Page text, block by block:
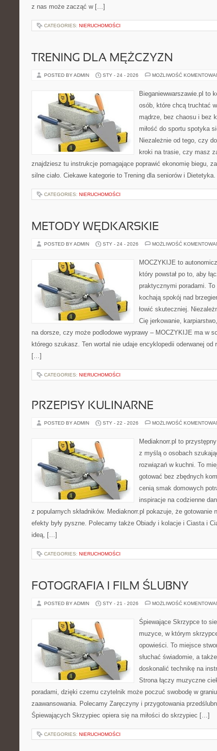
z nas może zacząć w […]
CATEGORIES: NIERUCHOMOŚCI
TRENING DLA MĘŻCZYZN
POSTED BY ADMIN STY - 24 - 2026 MOŻLIWOŚĆ
Bieganiewwarszawie.pl to
osób, które chcą truchtać
mądrze, bez chaosu i bez
miłość do sportu spotyka
Niezależnie od tego, czy
kroki na trasie, czy masz
znajdziesz tu instrukcje pomagające poprawić ekonomię biegu,
silne ciało. Ciekawe kategorie to Trening dla seniorów i
CATEGORIES: NIERUCHOMOŚCI
METODY WĘDKARSKIE
POSTED BY ADMIN STY - 24 - 2026 MOŻLIWOŚĆ
MOCZYKIJE to
który powstał po to, aby
praktycznymi poradami.
kochają spokój nad
łowić skuteczniej.
Cię jerkowanie,
na dorsze, czy może podlodowe wyprawy – MOCZYKIJE ma w
którego szukasz. Ten wortal nie udaje encyklopedii oderwanej
[…]
CATEGORIES: NIERUCHOMOŚCI
PRZEPISY KULINARNE
POSTED BY ADMIN STY - 22 - 2026 MOŻLIWOŚĆ
Mediaknorr.pl to
z myślą o osobach
rozwiązań w kuchni. To
gotować bez zbędnych
cenią smak domowych
inspiracje na codzienne
z popularnych składników. Mediaknorr.pl pokazuje, że gotowanie
efekty były pyszne. Polecamy także Obiady i kolacje i Ciasta i
ideą, […]
CATEGORIES: NIERUCHOMOŚCI
FOTOGRAFIA I FILM ŚLUBNY
POSTED BY ADMIN STY - 21 - 2026 MOŻLIWOŚĆ
Śpiewające Skrzypce to
muzyce, w którym
opowieści. To miejsce
słuchać świadomie, a
doskonalić technikę na
Strona łączy muzyczne
poradami, dzięki czemu czytelnik może poczuć swobodę w
zaawansowania. Polecamy Zaręczyny i przygotowania
Śpiewających Skrzypiec opiera się na miłości do skrzypiec […]
CATEGORIES: NIERUCHOMOŚCI